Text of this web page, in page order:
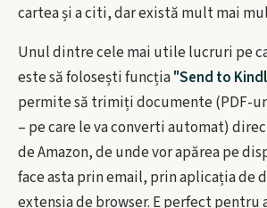
cartea și a citi, dar există mult mai
Unul dintre cele mai utile lucruri pe
este să folosești funcția"Send to
permite să trimiți documente (PDF-
– pe care le va converti automat)
de Amazon, de unde vor apărea pe
face asta prin email, prin aplicația de
extensia de browser. E perfect pentru